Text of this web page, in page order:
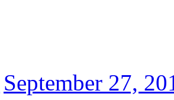
September 27,